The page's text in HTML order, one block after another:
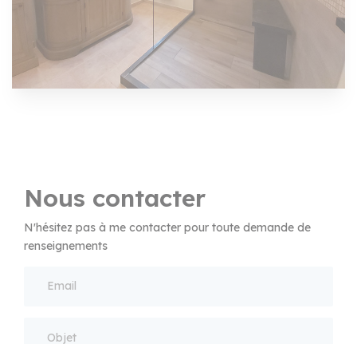
Nous contacter
N'hésitez pas à me contacter pour toute demande de
renseignements